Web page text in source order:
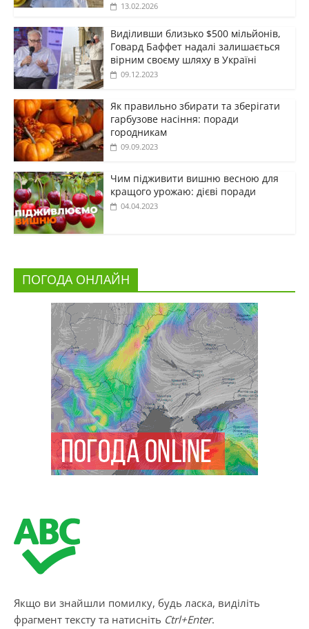
13.02.2026
Виділивши близько $500 мільйонів,
Говард Баффет надалі залишається
вірним своєму шляху в Україні
09.12.2023
Як правильно збирати та зберігати
гарбузове насіння: поради
городникам
09.09.2023
Чим підживити вишню весною для
кращого урожаю: дієві поради
04.04.2023
ПОГОДА ОНЛАЙН
Якщо ви знайшли помилку, будь ласка, виділіть
фрагмент тексту та натисніть Ctrl+Enter.